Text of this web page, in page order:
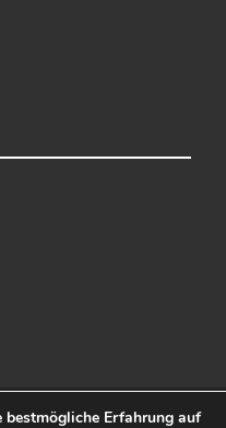
Rechte vorbehaltenErfahrung auf